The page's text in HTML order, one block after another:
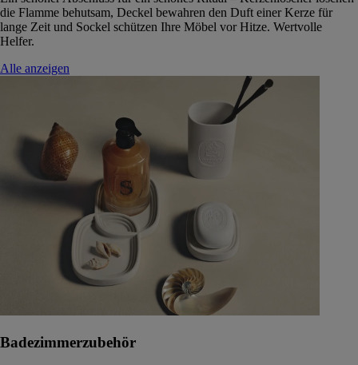
die Flamme behutsam, Deckel bewahren den Duft einer Kerze für
lange Zeit und Sockel schützen Ihre Möbel vor Hitze. Wertvolle
Helfer.
Alle anzeigen
Badezimmerzubehör